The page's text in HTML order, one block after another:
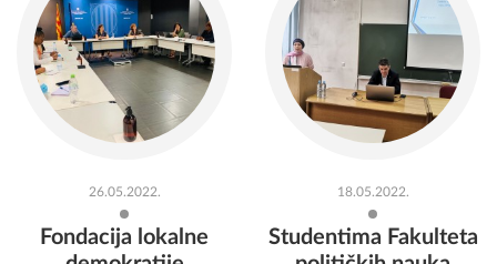
26.05.2022.
Fondacija lokalne
18.05.2022.
Studentima Fakulteta